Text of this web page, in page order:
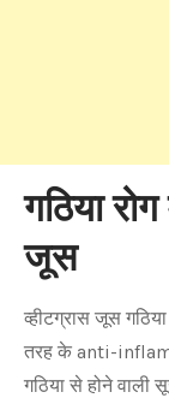
गठिया
जूस
व्हीटग्रास जूस
तरह के anti-
गठिया से होने